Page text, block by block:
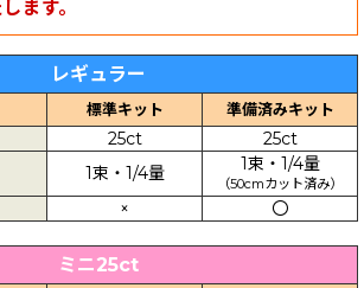
ます。
レギュラー
標準キット
準備済みキット
25ct 25ct
1束・1/4量 1束・1/4量
（50cmカット済み）
× 〇
ミニ25ct